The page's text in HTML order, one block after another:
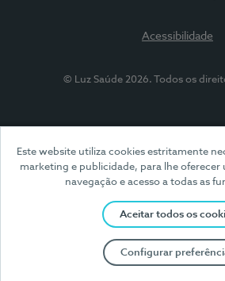
Este website utiliza cookies estritamente
marketing e publicidade, para lhe oferecer
navegação e acesso a todas as
Aceitar todos os
Configurar
Acessibilidade
© Luz Saúde 2026. Todos os